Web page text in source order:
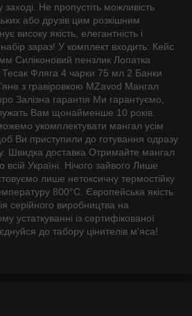
Не пропустіть можливість
або друзів цим розкішним
високу якість, елегантність і
зараз! У комплект входить: Кейс
Силіконовий пензлик Лопатка
Тесак Фляга 4 чарки 75 мл 2 Банки
з гравіровкою MZavod Мангал
Залізна гарантія Ми гарантуємо,
Вам щонайменше 10 років.
укомплектувати мангал усім
Ви приступили до готування одразу
Швидка доставка Отримайте мангал
всій Україні. Нічого зайвого Лише
лише нетоксичну термостійку
800°С. Європейська якість
серійного виробництва на
устаткуванні із сертифікованої
до табору цінителів м'яса!